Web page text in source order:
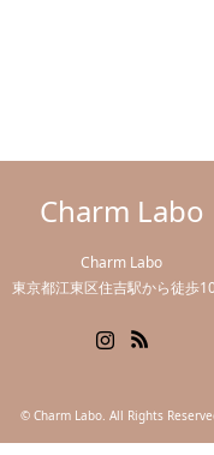
Charm Labo
Charm Labo
東京都江東区住吉駅から徒歩
© Charm Labo. All Rights